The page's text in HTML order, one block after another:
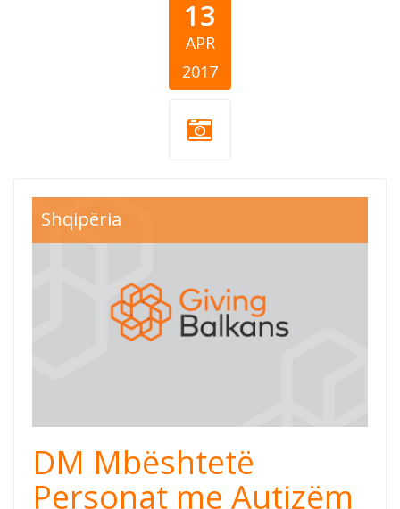
13
APR
2017
Shqipëria
DM Mbështetë
Personat me Autizëm